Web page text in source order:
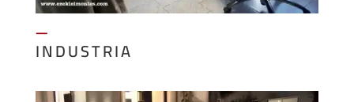
—
INDUSTRIA